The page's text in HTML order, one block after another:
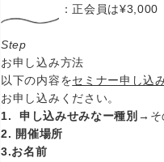
：正会員は¥3,000
Step
お申し込み方法
以下の内容をセミナー申し込
お申し込みください。
1. 申し込みせみなー種別→
2. 開催場所
3.お名前